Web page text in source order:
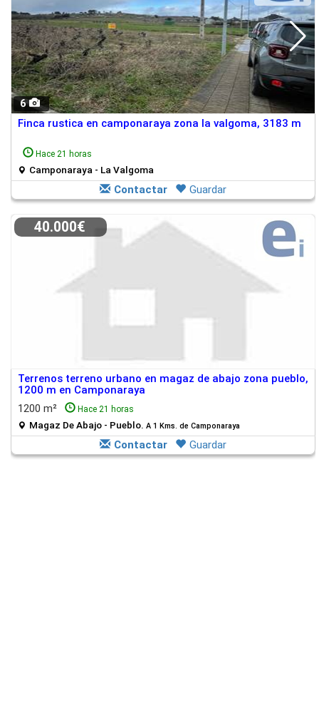
6
Finca rustica en camponaraya zona la valgoma, 3183 m
Hace 21 horas
Camponaraya - La Valgoma
Contactar Guardar
40.000€
Terrenos terreno urbano en magaz de abajo zona pueblo,
1200 m en Camponaraya
1200 m²
Hace 21 horas
Magaz De Abajo - Pueblo. A 1 Kms. de Camponaraya
Contactar Guardar